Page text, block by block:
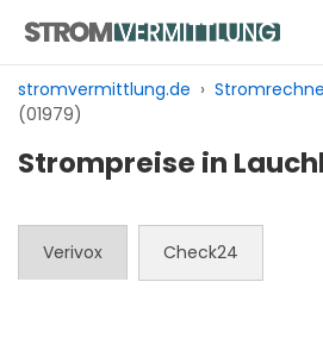
Inhalt
springen
stromvermittlung.de ›
(01979)
Strompreise in
Verivox Check24